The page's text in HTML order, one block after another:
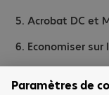
5. Acrobat DC et
6. Economiser sur